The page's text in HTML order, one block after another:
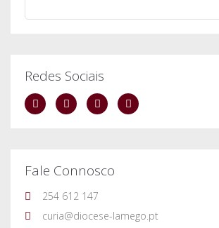
Redes Sociais
Fale Connosco
254 612 147
curia@diocese-lamego.pt